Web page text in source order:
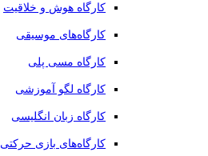
کارگاه هوش و خلاقیت
کارگاه‌های موسیقی
کارگاه مسی پلی
کارگاه لگو آموزشی
کارگاه زبان انگلیسی
کارگاه‌های بازی حرکتی